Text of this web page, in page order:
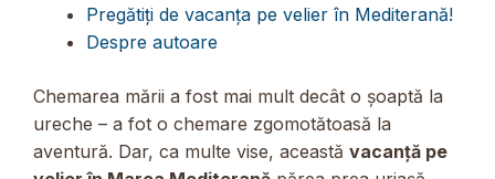
Pregătiți de vacanța pe velier în Mediterană!
Despre autoare
Chemarea mării a fost mai mult decât o șoaptă la
ureche – a fot o chemare zgomotătoasă la
aventură. Dar, ca multe vise, această vacanță pe